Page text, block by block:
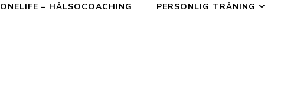
ONELIFE – HÄLSOCOACHING PERSONLIG TRÄNING